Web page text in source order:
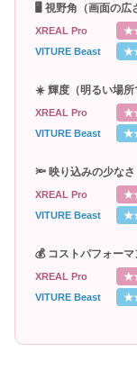
🖥️ 視野角（画面の広
XREAL Pro
VITURE Beast
☀️ 輝度（明るい場所
XREAL Pro
VITURE Beast
🔦 映り込みの少な
XREAL Pro
VITURE Beast
💰 コストパフォーマ
XREAL Pro
VITURE Beast